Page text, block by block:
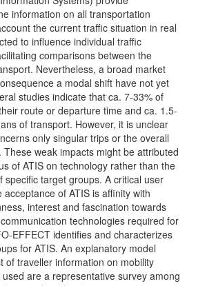
information on all transportation
the current traffic situation in real
to influence individual traffic
comparisons between the
Nevertheless, a broad market
a modal shift have not yet
studies indicate that ca. 7-33% of
route or departure time and ca. 1.5-
of transport. However, it is unclear
only singular trips or the overall
weak impacts might be attributed
of ATIS on technology rather than the
specific target groups. A critical user
of ATIS is affinity with
interest and fascination towards
technologies required for
EFFECT identifies and characterizes
for ATIS. An explanatory model
of traveller information on mobility
are a representative survey among